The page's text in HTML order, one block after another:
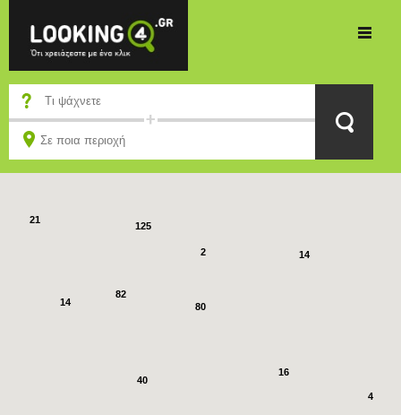
80
125
21
40
82
14
14
4
16
2